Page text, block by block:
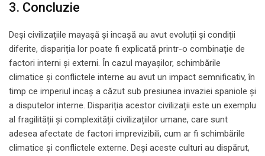
3. Concluzie
Deși civilizațiile mayașă și incașă au avut evoluții și condiții
diferite, dispariția lor poate fi explicată printr-o combinație de
factori interni și externi. În cazul mayașilor, schimbările
climatice și conflictele interne au avut un impact semnificativ, în
timp ce imperiul incaș a căzut sub presiunea invaziei spaniole și
a disputelor interne. Dispariția acestor civilizații este un exemplu
al fragilității și complexității civilizațiilor umane, care sunt
adesea afectate de factori imprevizibili, cum ar fi schimbările
climatice și conflictele externe. Deși aceste culturi au dispărut,